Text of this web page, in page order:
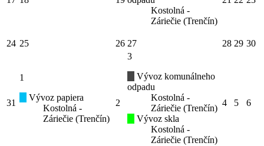
Kostolná -
Záriečie (Trenčín)
24 25 26 27 28 29 30
31
1
Vývoz papiera
Kostolná -
Záriečie (Trenčín)
2
3
Vývoz komunálneho
odpadu
Kostolná -
Záriečie (Trenčín)
Vývoz skla
Kostolná -
Záriečie (Trenčín)
4 5 6